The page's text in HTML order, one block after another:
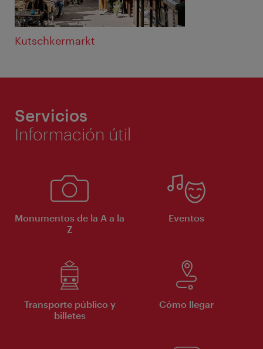
Kutschkermarkt
Servicios
Información útil
Monumentos de la A a la
Z
Eventos
Transporte público y
billetes
Cómo llegar